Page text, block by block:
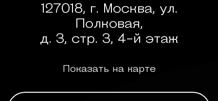
127018, г. Москва, ул.
Полковая,
д. 3, стр. 3, 4-й этаж
Показать на карте